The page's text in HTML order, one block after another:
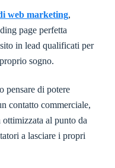
web marketing,
page perfetta
in lead qualificati per
sogno.
pensare di potere
contatto commerciale,
al punto da
a lasciare i propri